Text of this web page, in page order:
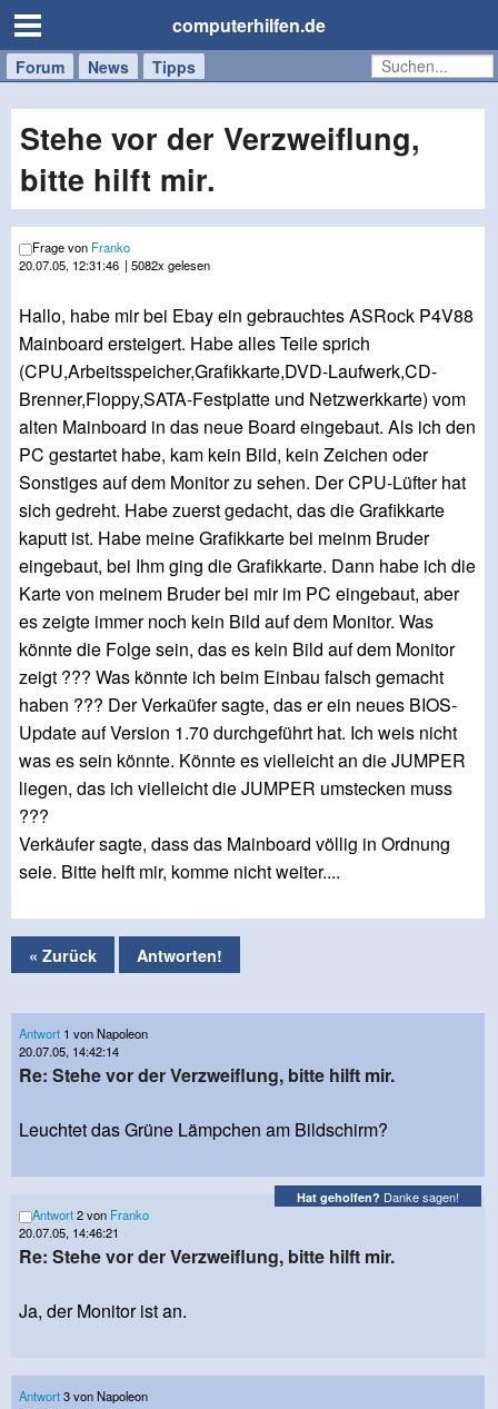
computerhilfen.de
Forum News Tipps
Handy
Tablet
Windows
Mac
Stehe vor der Verzweiflung,
bitte hilft mir.
Frage von Franko
20.07.05, 12:31:46 | 5082x gelesen
Hallo, habe mir bei Ebay ein gebrauchtes ASRock P4V88
Mainboard ersteigert. Habe alles Teile sprich
(CPU,Arbeitsspeicher,Grafikkarte,DVD-Laufwerk,CD-
Brenner,Floppy,SATA-Festplatte und Netzwerkkarte) vom
alten Mainboard in das neue Board eingebaut. Als ich den
PC gestartet habe, kam kein Bild, kein Zeichen oder
Sonstiges auf dem Monitor zu sehen. Der CPU-Lüfter hat
sich gedreht. Habe zuerst gedacht, das die Grafikkarte
kaputt ist. Habe meine Grafikkarte bei meinm Bruder
eingebaut, bei Ihm ging die Grafikkarte. Dann habe ich die
Karte von meinem Bruder bei mir im PC eingebaut, aber
es zeigte immer noch kein Bild auf dem Monitor. Was
könnte die Folge sein, das es kein Bild auf dem Monitor
zeigt ??? Was könnte ich beim Einbau falsch gemacht
haben ??? Der Verkaüfer sagte, das er ein neues BIOS-
Update auf Version 1.70 durchgeführt hat. Ich weis nicht
was es sein könnte. Könnte es vielleicht an die JUMPER
liegen, das ich vielleicht die JUMPER umstecken muss
???
Verkäufer sagte, dass das Mainboard völlig in Ordnung
seie. Bitte helft mir, komme nicht weiter....
« Zurück Antworten!
Antwort 1 von Napoleon
20.07.05, 14:42:14
Re: Stehe vor der Verzweiflung, bitte hilft mir.
Leuchtet das Grüne Lämpchen am Bildschirm?
Hat geholfen? Danke sagen!
Antwort2 von Franko
20.07.05, 14:46:21
Re: Stehe vor der Verzweiflung, bitte hilft mir.
Ja, der Monitor ist an.
Antwort3 von Napoleon